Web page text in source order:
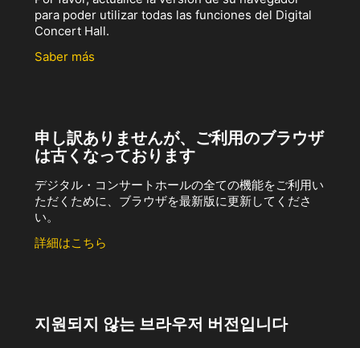
para poder utilizar todas las funciones del Digital
Concert Hall.
Saber más
申し訳ありませんが、ご利用のブラウザ
は古くなっております
デジタル・コンサートホールの全ての機能をご利用い
ただくために、ブラウザを最新版に更新してくださ
い。
詳細はこちら
지원되지 않는 브라우저 버전입니다